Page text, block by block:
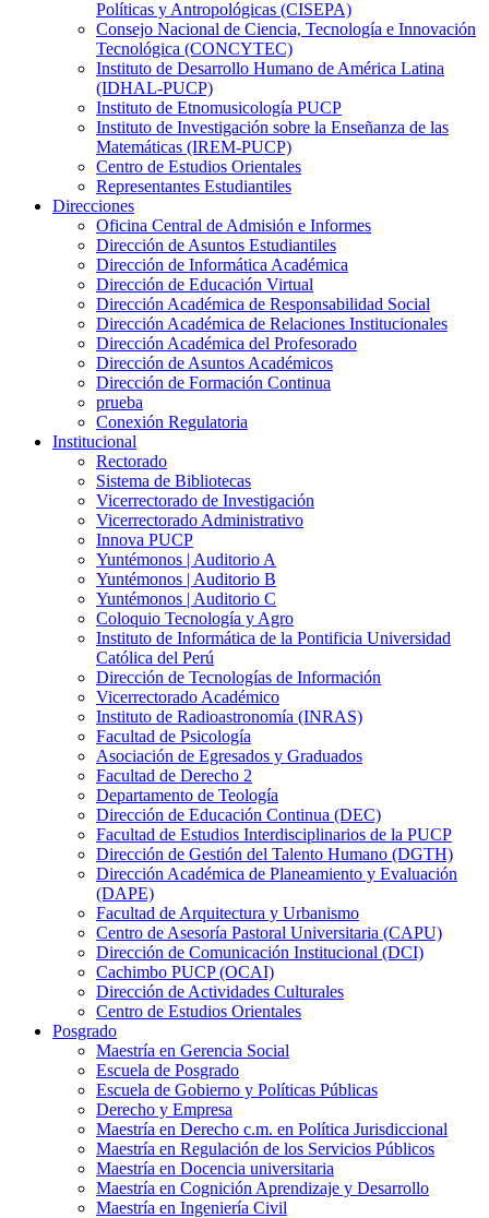
Políticas y Antropológicas (CISEPA)
Consejo Nacional de Ciencia, Tecnología e Innovación
Tecnológica (CONCYTEC)
Instituto de Desarrollo Humano de América Latina
(IDHAL-PUCP)
Instituto de Etnomusicología PUCP
Instituto de Investigación sobre la Enseñanza de las
Matemáticas (IREM-PUCP)
Centro de Estudios Orientales
Representantes Estudiantiles
Direcciones
Oficina Central de Admisión e Informes
Dirección de Asuntos Estudiantiles
Dirección de Informática Académica
Dirección de Educación Virtual
Dirección Académica de Responsabilidad Social
Dirección Académica de Relaciones Institucionales
Dirección Académica del Profesorado
Dirección de Asuntos Académicos
Dirección de Formación Continua
prueba
Conexión Regulatoria
Institucional
Rectorado
Sistema de Bibliotecas
Vicerrectorado de Investigación
Vicerrectorado Administrativo
Innova PUCP
Yuntémonos | Auditorio A
Yuntémonos | Auditorio B
Yuntémonos | Auditorio C
Coloquio Tecnología y Agro
Instituto de Informática de la Pontificia Universidad
Católica del Perú
Dirección de Tecnologías de Información
Vicerrectorado Académico
Instituto de Radioastronomía (INRAS)
Facultad de Psicología
Asociación de Egresados y Graduados
Facultad de Derecho 2
Departamento de Teología
Dirección de Educación Continua (DEC)
Facultad de Estudios Interdisciplinarios de la PUCP
Dirección de Gestión del Talento Humano (DGTH)
Dirección Académica de Planeamiento y Evaluación
(DAPE)
Facultad de Arquitectura y Urbanismo
Centro de Asesoría Pastoral Universitaria (CAPU)
Dirección de Comunicación Institucional (DCI)
Cachimbo PUCP (OCAI)
Dirección de Actividades Culturales
Centro de Estudios Orientales
Posgrado
Maestría en Gerencia Social
Escuela de Posgrado
Escuela de Gobierno y Políticas Públicas
Derecho y Empresa
Maestría en Derecho c.m. en Política Jurisdiccional
Maestría en Regulación de los Servicios Públicos
Maestría en Docencia universitaria
Maestría en Cognición Aprendizaje y Desarrollo
Maestría en Ingeniería Civil